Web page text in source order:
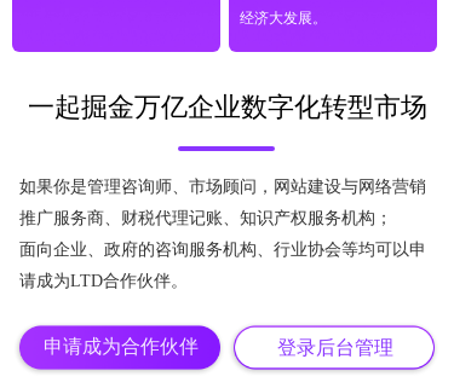
经济大发展。
申请成为合作伙伴 登录后台管理
一起掘金万亿企业数字化转型市场
如果你是管理咨询师、市场顾问，网站建设与网络营销
推广服务商、财税代理记账、知识产权服务机构；
面向企业、政府的咨询服务机构、行业协会等均可以申
请成为LTD合作伙伴。